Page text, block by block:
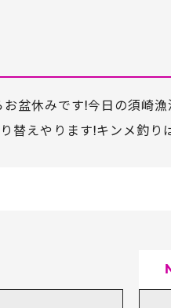
盆休みです!今日の須崎
替えやります!キンメ釣